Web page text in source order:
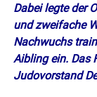
Dabei legte der
und zweifache
Nachwuchs
Aibling ein. Das
Judovorstand